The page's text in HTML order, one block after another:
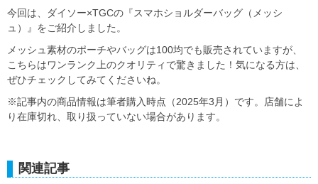
今回は、ダイソー×TGCの『スマホショルダーバッグ（メッシ
ュ）』をご紹介しました。
メッシュ素材のポーチやバッグは100均でも販売されていますが、
こちらはワンランク上のクオリティで驚きました！気になる方は、
ぜひチェックしてみてくださいね。
※記事内の商品情報は筆者購入時点（2025年3月）です。店舗によ
り在庫切れ、取り扱っていない場合があります。
関連記事